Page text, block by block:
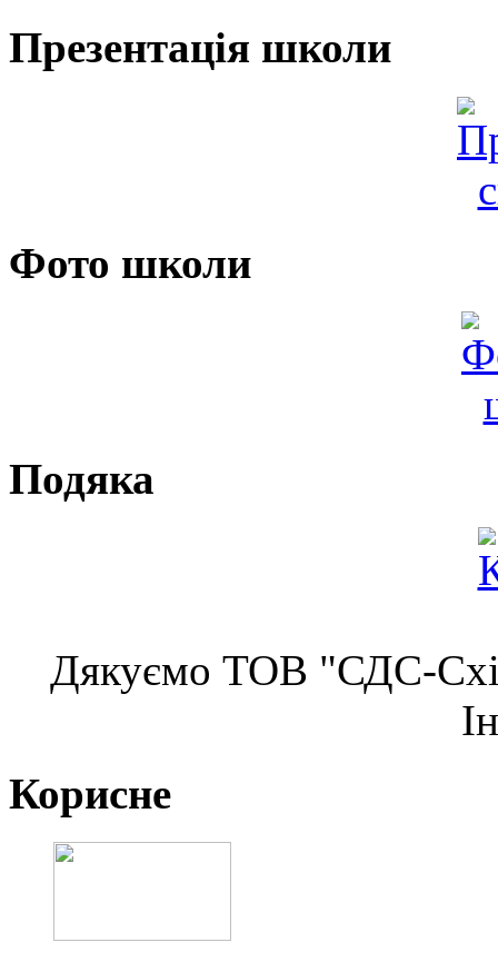
Презентація школи
Фото школи
Подяка
Дякуємо ТОВ "СДС-
Корисне